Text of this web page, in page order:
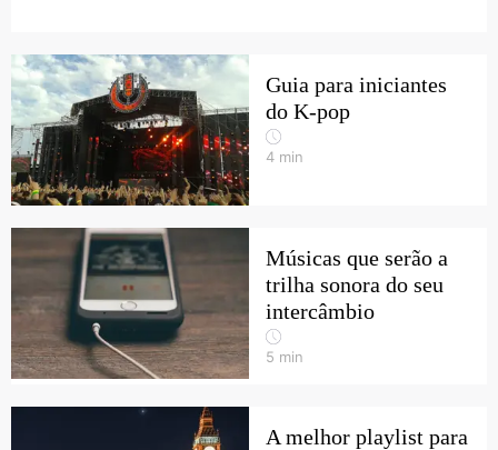
Guia para iniciantes
do K-pop
4 min
Músicas que serão a
trilha sonora do seu
intercâmbio
5 min
A melhor playlist para